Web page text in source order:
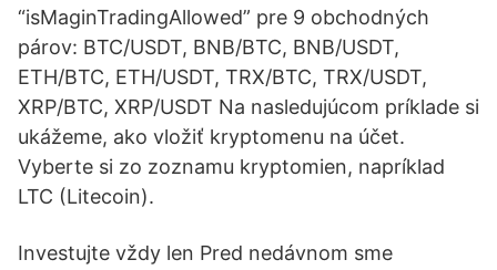
“isMaginTradingAllowed” pre 9 obchodných
párov: BTC/USDT, BNB/BTC, BNB/USDT,
ETH/BTC, ETH/USDT, TRX/BTC, TRX/USDT,
XRP/BTC, XRP/USDT Na nasledujúcom príklade si
ukážeme, ako vložiť kryptomenu na účet.
Vyberte si zo zoznamu kryptomien, napríklad
LTC (Litecoin).
Investujte vždy len Pred nedávnom sme